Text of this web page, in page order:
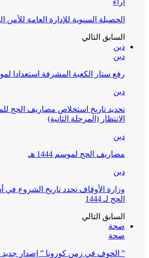
آراء
الحصيلة السنوية للإدارة العامة للأمن
السابق التالي
دين
دين
رفع ستار الكعبة المشرفة استعدادا
دين
تحديد تاريخ استخلاص مصاريف الحج
الانتظار (المرحلة الثانية)
دين
مصاريف الحج لموسم 1444 هـ
دين
وزارة الأوقاف تحدد تاريخ الشروع
الحج لـ 1444
السابق التالي
صحة
صحة
” الخوف في زمن كورونا ” إصدار جديد